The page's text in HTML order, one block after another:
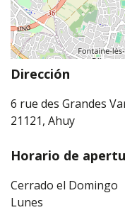
Dirección
6 rue des Grandes
21121, Ahuy
Horario de
Cerrado el Domingo
Lunes